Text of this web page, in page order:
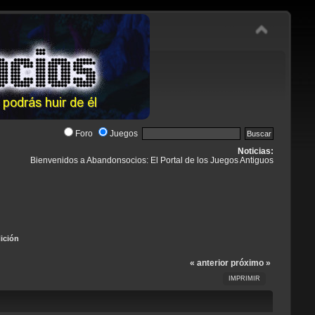
Foro Juegos
Noticias:
Bienvenidos a Abandonsocios: El Portal de los Juegos Antiguos
« anterior próximo »
IMPRIMIR